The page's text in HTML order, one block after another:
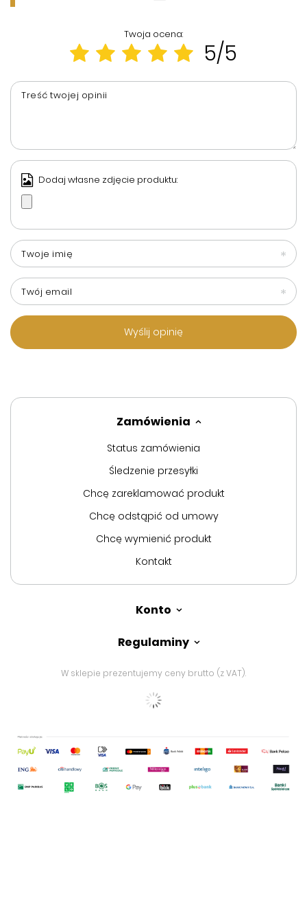
Twoja ocena:
5/5
Treść twojej opinii
Dodaj własne zdjęcie produktu:
Twoje imię
Twój email
Wyślij opinię
Zamówienia
Status zamówienia
Śledzenie przesyłki
Chcę zareklamować produkt
Chcę odstąpić od umowy
Chcę wymienić produkt
Kontakt
Konto
Regulaminy
W sklepie prezentujemy ceny brutto (z VAT).